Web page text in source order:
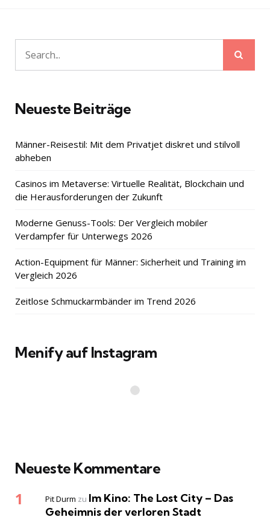
Search
for:
Neueste Beiträge
Männer-Reisestil: Mit dem Privatjet diskret und stilvoll
abheben
Casinos im Metaverse: Virtuelle Realität, Blockchain und
die Herausforderungen der Zukunft
Moderne Genuss-Tools: Der Vergleich mobiler
Verdampfer für Unterwegs 2026
Action-Equipment für Männer: Sicherheit und Training im
Vergleich 2026
Zeitlose Schmuckarmbänder im Trend 2026
Menify auf Instagram
Neueste Kommentare
Pit Durm zu Im Kino: The Lost City – Das
Geheimnis der verloren Stadt